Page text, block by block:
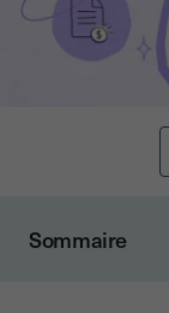
Sommaire